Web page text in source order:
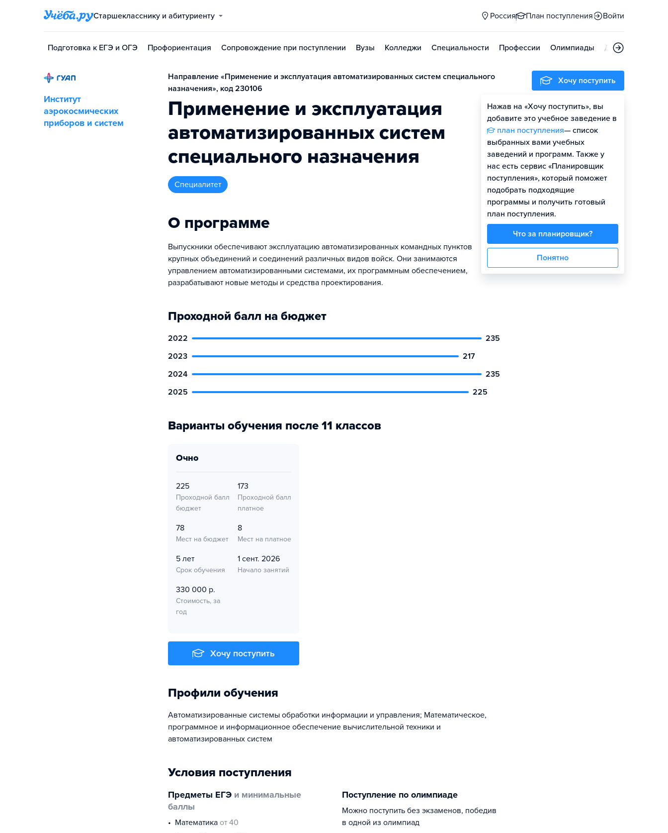
Старшекласснику и абитуриенту Россия План поступления Войти
Подготовка к ЕГЭ и ОГЭ Профориентация Сопровождение при поступлении Вузы Колледжи Специальности Профессии Олимпиады Дни открытых
Институт
аэрокосмических
приборов и систем
Направление «Применение и эксплуатация автоматизированных систем специального
назначения», код 230106
Применение и эксплуатация
автоматизированных систем
специального назначения
специалитет
О программе
Выпускники обеспечивают эксплуатацию автоматизированных командных пунктов
крупных объединений и соединений различных видов войск. Они занимаются
управлением автоматизированными системами, их программным обеспечением,
разрабатывают новые методы и средства проектирования.
Проходной балл на бюджет
2022
235
2023
217
2024
235
2025
225
Варианты обучения после 11 классов
очно
225
Проходной балл
бюджет
173
Проходной балл
платное
78
Мест на бюджет
8
Мест на платное
5 лет
Срок обучения
1 сент. 2026
Начало занятий
330 000 р.
Стоимость, за
год
Хочу поступить
Профили обучения
Автоматизированные системы обработки информации и управления; Математическое,
программное и информационное обеспечение вычислительной техники и
автоматизированных систем
Условия поступления
Предметы ЕГЭ и минимальные
баллы
математика от 40
Поступление по олимпиаде
Можно поступить без экзаменов, победив
в одной из олимпиад
Хочу поступить
Нажав на «Хочу поступить», вы
добавите это учебное заведение в
план поступления— список
выбранных вами учебных
заведений и программ. Также у
нас есть сервис «Планировщик
поступления», который поможет
подобрать подходящие
программы и получить готовый
план поступления.
Что за планировщик?
Понятно
Оценить шансы